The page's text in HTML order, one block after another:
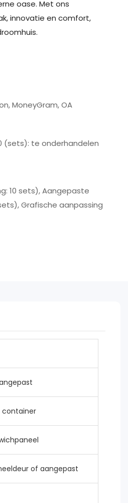
oase. Met ons
innovatie en comfort,
MoneyGram, OA
(sets): te onderhandelen
10 sets), Aangepaste
Grafische aanpassing
container
of aangepast